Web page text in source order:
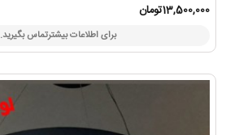
13,500,000تومان
برای اطلاعات بیشترتماس بگیرید.